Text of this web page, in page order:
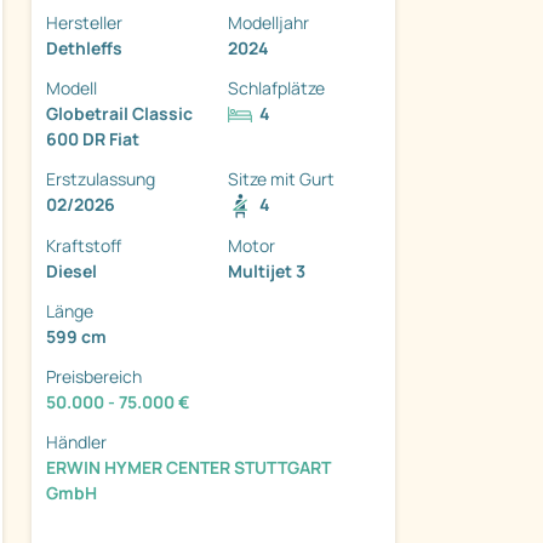
Hersteller
Dethleffs
Modelljahr
2024
Modell
Globetrail Classic
600 DR Fiat
Schlafplätze
4
Erstzulassung
02/2026
Sitze mit Gurt
4
Kraftstoff
Diesel
Motor
Multijet 3
Länge
599 cm
Preisbereich
50.000 - 75.000 €
Händler
ERWIN HYMER CENTER STUTTGART
GmbH